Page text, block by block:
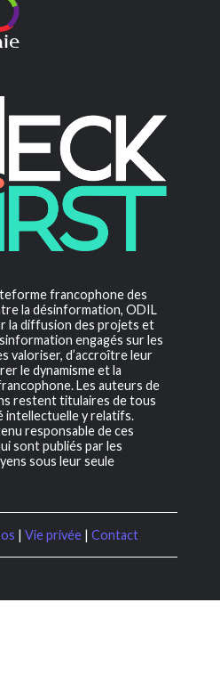
francophone des
la désinformation, ODIL
la diffusion des projets et
engagés sur les
valoriser, d’accroître leur
le dynamisme et la
Les auteurs de
restent titulaires de tous
intellectuelle y relatifs.
responsable de ces
sont publiés par les
sous leur seule
| Vie privée | Contact